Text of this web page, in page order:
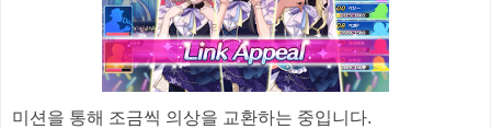
미션을 통해 조금씩 의상을 교환하는 중입니다.